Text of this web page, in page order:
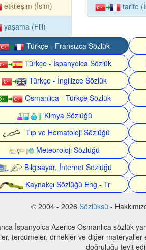
etkileşim (İsim)
yaşama (Fiil)
tarife
Türkçe - Fransızca Sözlük
Türkçe - İspanyolca Sözlük
Türkçe - İngilizce Sözlük
Osmanlıca - Türkçe Sözlük
Kimya Sözlüğü
Tıp ve Hematoloji Sözlüğü
Meteoroloji Sözlüğü
Bilgisayar, İnternet Sözlüğü
Kaynakçı Sözlüğü Eng - Tr
© 2004 - 2026 Sözlüksü -
İspanyolca Azerice Osmanlıca sözlük
tercümeler, örnekler ve diğer materyaller
doğruluğu teyit